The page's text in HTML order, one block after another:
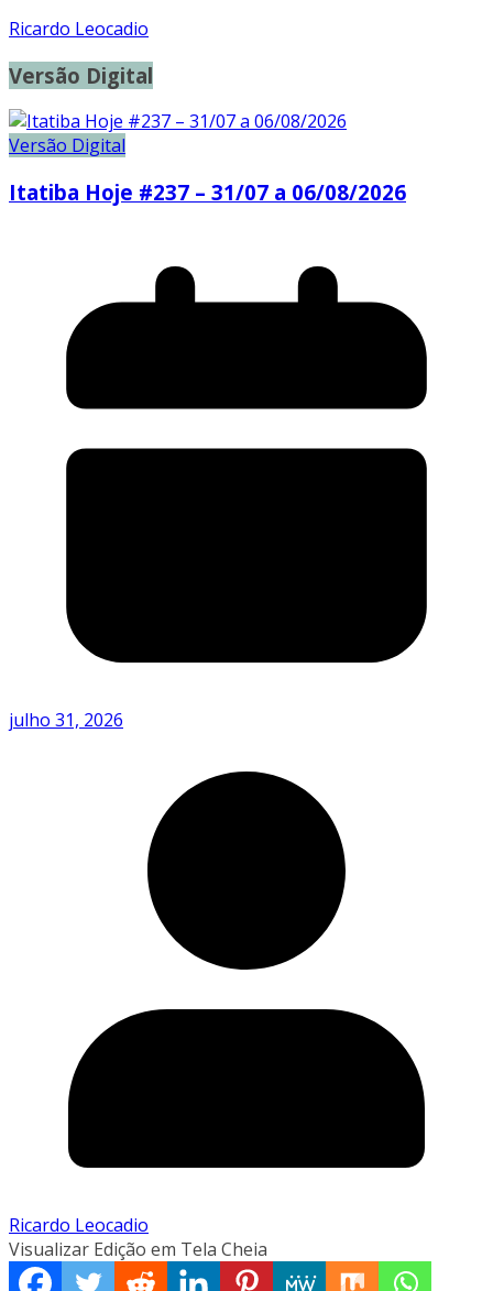
Ricardo Leocadio
Versão Digital
Versão Digital
Itatiba Hoje #237 – 31/07 a 06/08/2026
julho 31, 2026
Ricardo Leocadio
Visualizar Edição em Tela Cheia